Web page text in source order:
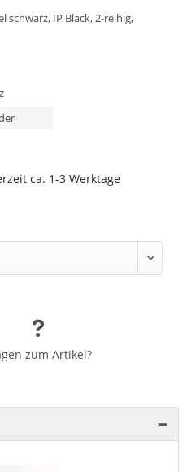
schwarz, IP Black, 2-reihig,
ca. 1-3 Werktage
zum Artikel?